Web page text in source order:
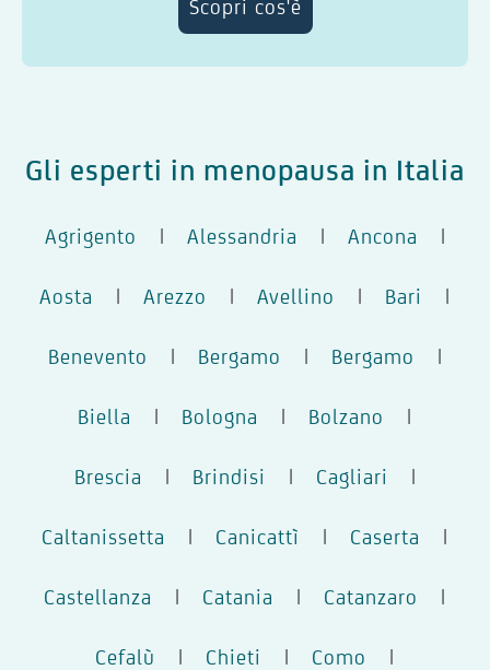
Scopri cos'è
Gli esperti in menopausa in Italia
Agrigento | Alessandria | Ancona |
Aosta | Arezzo | Avellino | Bari |
Benevento | Bergamo | Bergamo |
Biella | Bologna | Bolzano |
Brescia | Brindisi | Cagliari |
Caltanissetta | Canicattì | Caserta |
Castellanza | Catania | Catanzaro |
Cefalù | Chieti | Como |